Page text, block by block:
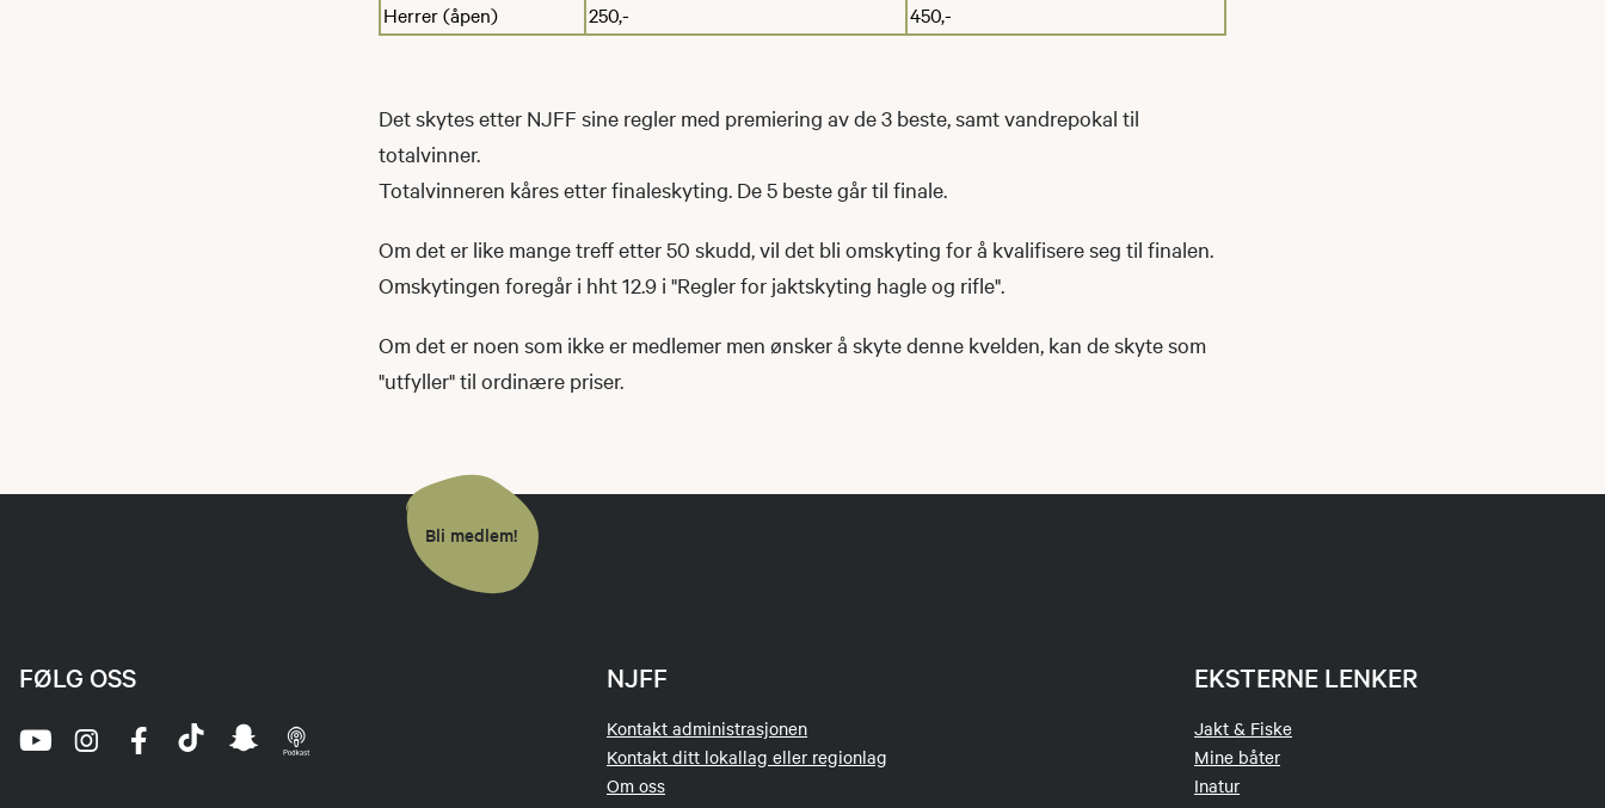
Herrer (åpen)
250,- 450,-
Det skytes etter NJFF sine regler med premiering av de 3 beste, samt vandrepokal til
totalvinner.
Totalvinneren kåres etter finaleskyting. De 5 beste går til finale.
Om det er like mange treff etter 50 skudd, vil det bli omskyting for å kvalifisere seg til finalen.
Omskytingen foregår i hht 12.9 i "Regler for jaktskyting hagle og rifle".
Om det er noen som ikke er medlemer men ønsker å skyte denne kvelden, kan de skyte som
"utfyller" til ordinære priser.
Bli medlem!
NJFF
Kontakt administrasjonen
Kontakt ditt lokallag eller regionlag
Om oss
EKSTERNE LENKER
Jakt & Fiske
Mine båter
Inatur
FØLG OSS